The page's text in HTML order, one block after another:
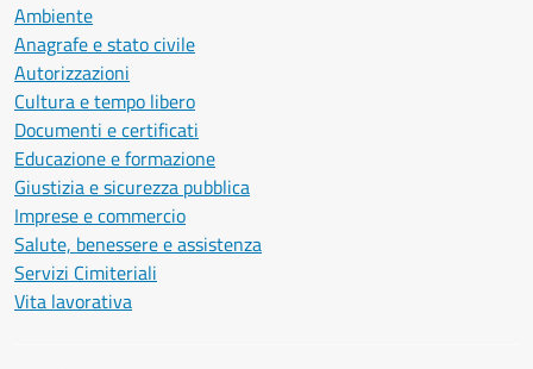
Ambiente
Anagrafe e stato civile
Autorizzazioni
Cultura e tempo libero
Documenti e certificati
Educazione e formazione
Giustizia e sicurezza pubblica
Imprese e commercio
Salute, benessere e assistenza
Servizi Cimiteriali
Vita lavorativa